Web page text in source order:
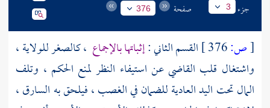
جزء 3 صفحة 376
[ص: القسم الثاني :إثباتها بالإجماع ، كالصغر للولاية ،
واشتغال قلب القاضي عن استيفاء النظر لمنع الحكم ، وتلف
المال تحت اليد العادية للضمان في الغصب ، فيلحق به السارق ،